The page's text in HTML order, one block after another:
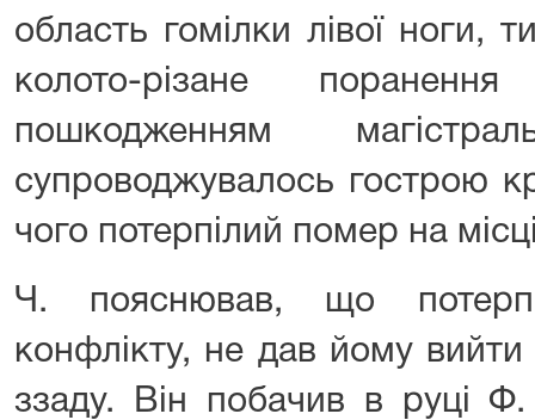
область гомілки лівої ноги,
колото-різане
пошкодженням
супроводжувалось гострою
чого потерпілий помер на
Ч. пояснював, що
конфлікту, не дав йому
ззаду. Він побачив в руці